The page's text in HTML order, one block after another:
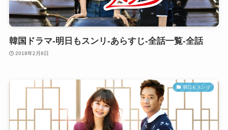
韓国ドラマ-明日もスンリ-あらすじ-全話一覧-全話
2018年2月6日
明日もスンリ